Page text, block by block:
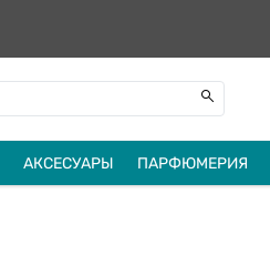
АКСЕСУАРЫ ПАРФЮМЕРИЯ